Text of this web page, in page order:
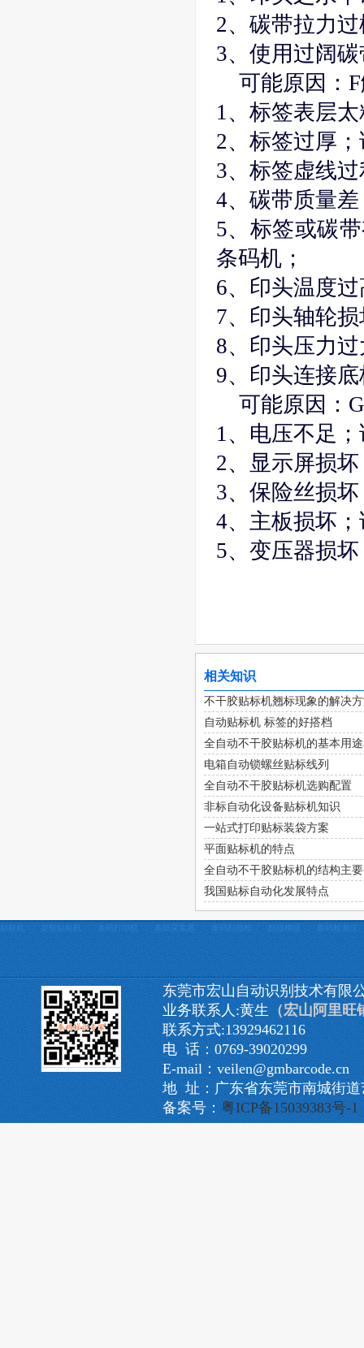
2、碳带拉力
3、使用过阔
可能原因：
1、标签表层
2、标签过厚
3、标签虚线
4、碳带质量
5、标签或碳
条码机；
6、印头温度
7、印头轴轮
8、印头压力
9、印头连接
可能原因：
1、电压不足
2、显示屏损
3、保险丝损坏
4、主板损坏
5、变压器损坏
相关知识
不干胶贴标机翘标现象的解决
自动贴标机 标签的好搭档
全自动不干胶贴标机的基本用
电箱自动锁螺丝贴标线列
全自动不干胶贴标机选购配置
非标自动化设备贴标机知识
一站式打印贴标装袋方案
平面贴标机的特点
全自动不干胶贴标机的结构主
我国贴标自动化发展特点
贴标机 定制贴标机 条码打印机 条码采集器 条码扫描枪 扫描模组 条码检测仪
东莞市宏山自动识别技术有限
业务联系人:黄生 （宏山阿里旺
联系方式:13929462116
电 话：0769-39020299
E-mail：veilen@gmbarcode.cn
地 址：广东省东莞市南城街
备案号： 粤ICP备15039383号-1